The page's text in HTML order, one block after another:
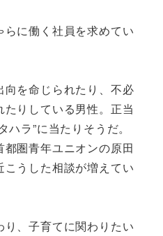
らに働く社員を求めてい
を命じられたり、不必
りしている男性。正当
ハラ”に当たりそうだ。
圏青年ユニオンの原田
うした相談が増えてい
り、子育てに関わりたい